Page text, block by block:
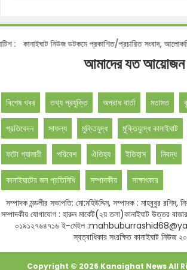
নিউজ ডটকমে প্রকাশিত/প্রচারিত সংবাদ, আলোকচিত্র,
আমাদের যত আয়োজন
বিশেষ খবর তথ্য প্রযুক্তি অপরাধ বার্তা মতামত
প্রতিবেদন সাফল্য মুক্তিযুদ্ধ মুক্তিযুদ্ধে কানাইঘাট
ফটো গ্যালারী পরিবেশ ঐতিহ্য ইতিহাস নিবন্ধ
কানাইঘাটের জন প্রতিনিধি সম্পাদকীয়
সাক্ষাৎকার
সম্পাদক মন্ডলীর সভাপতি: মো:মহিউদ্দিন, সম্পাদক : মাহবুবুর রশিদ,
সম্পাদকীয় যোগাযোগ : হারুন মার্কেট(২য় তলা)কানাইঘাট উত্তর
০১৯১২৭৬৪৭১৬ ই-মেইল
স্বত্বাধিকার সংরক্ষিত কানাইঘাট নিউজ
Copyright © 2026 Kanaighat NewsAll